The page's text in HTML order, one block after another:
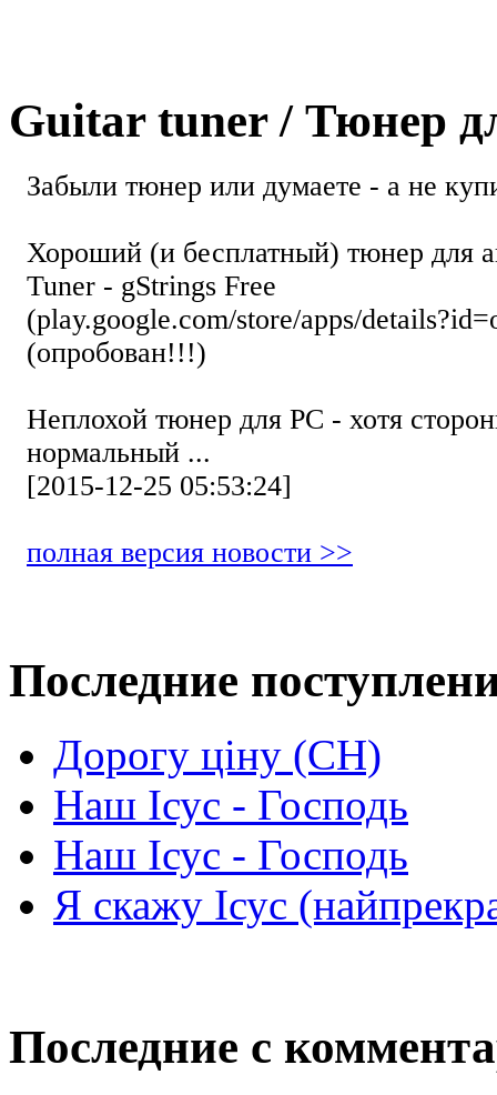
Guitar tuner / Тюнер
Забыли тюнер или думаете - а не
Хороший (и бесплатный) тюнер для
Tuner - gStrings Free
(play.google.com/store/apps/
(опробован!!!)
Неплохой тюнер для РС - хотя
нормальный ...
[2015-12-25 05:53:24]
полная версия новости >>
Последние
Дорогу ціну (СН)
Наш Ісус - Господь
Наш Ісус - Господь
Я скажу Ісус
Последние с